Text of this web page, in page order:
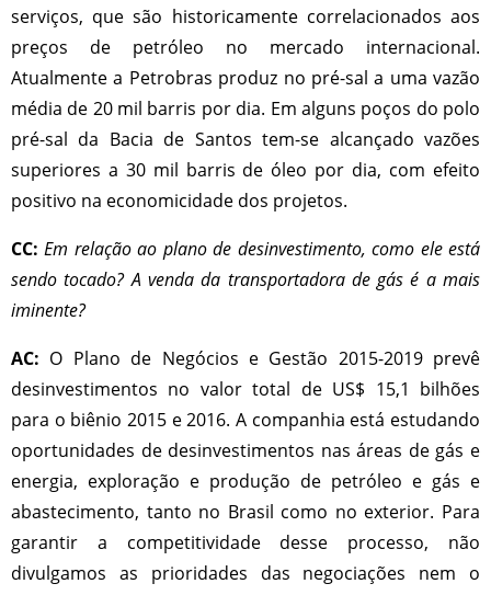
serviços, que são historicamente correlacionados aos
preços de petróleo no mercado internacional.
Atualmente a Petrobras produz no pré-sal a uma vazão
média de 20 mil barris por dia. Em alguns poços do polo
pré-sal da Bacia de Santos tem-se alcançado vazões
superiores a 30 mil barris de óleo por dia, com efeito
positivo na economicidade dos projetos.
CC: Em relação ao plano de desinvestimento, como ele está
sendo tocado? A venda da transportadora de gás é a mais
iminente?
AC: O Plano de Negócios e Gestão 2015-2019 prevê
desinvestimentos no valor total de US$ 15,1 bilhões
para o biênio 2015 e 2016. A companhia está estudando
oportunidades de desinvestimentos nas áreas de gás e
energia, exploração e produção de petróleo e gás e
abastecimento, tanto no Brasil como no exterior. Para
garantir a competitividade desse processo, não
divulgamos as prioridades das negociações nem o